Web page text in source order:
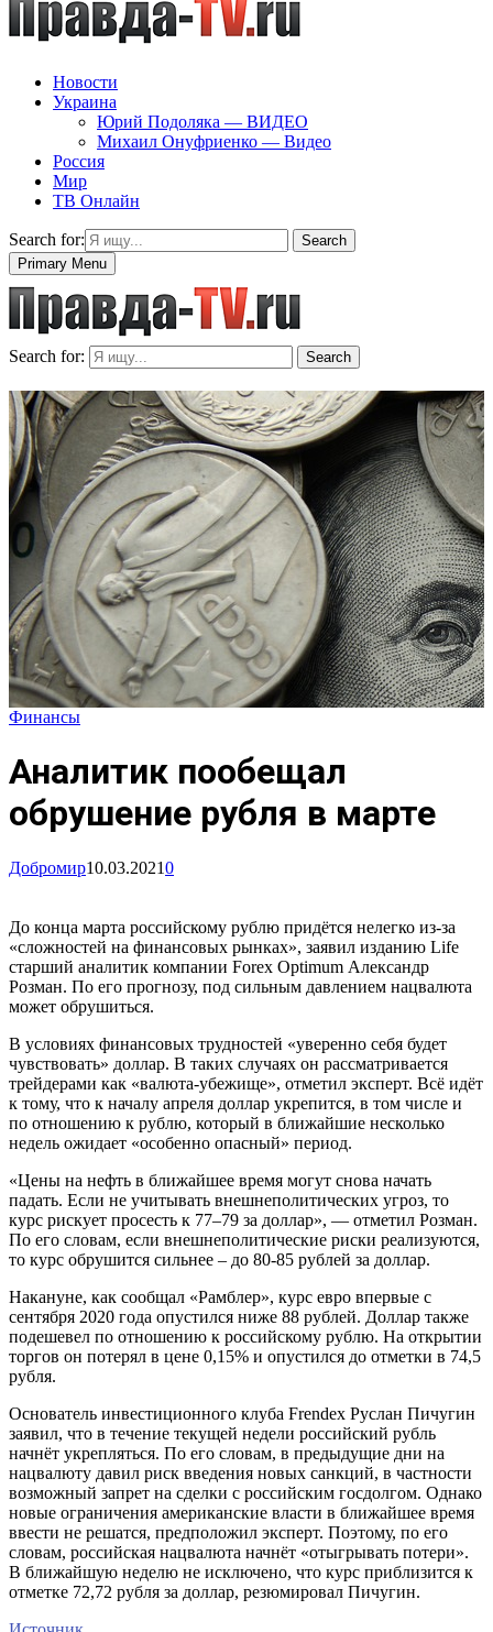
Новости
Украина
Юрий Подоляка — ВИДЕО
Михаил Онуфриенко — Видео
Россия
Мир
ТВ Онлайн
Search for:
Search
Primary Menu
Search for: Search
Финансы
Аналитик пообещал
обрушение рубля в марте
Добромир10.03.20210
До конца марта российскому рублю придётся нелегко из-за
«сложностей на финансовых рынках», заявил изданию Life
старший аналитик компании Forex Optimum Александр
Розман. По его прогнозу, под сильным давлением нацвалюта
может обрушиться.
В условиях финансовых трудностей «уверенно себя будет
чувствовать» доллар. В таких случаях он рассматривается
трейдерами как «валюта-убежище», отметил эксперт. Всё идёт
к тому, что к началу апреля доллар укрепится, в том числе и
по отношению к рублю, который в ближайшие несколько
недель ожидает «особенно опасный» период.
«Цены на нефть в ближайшее время могут снова начать
падать. Если не учитывать внешнеполитических угроз, то
курс рискует просесть к 77–79 за доллар», — отметил Розман.
По его словам, если внешнеполитические риски реализуются,
то курс обрушится сильнее – до 80-85 рублей за доллар.
Накануне, как сообщал «Рамблер», курс евро впервые с
сентября 2020 года опустился ниже 88 рублей. Доллар также
подешевел по отношению к российскому рублю. На открытии
торгов он потерял в цене 0,15% и опустился до отметки в 74,5
рубля.
Основатель инвестиционного клуба Frendex Руслан Пичугин
заявил, что в течение текущей недели российский рубль
начнёт укрепляться. По его словам, в предыдущие дни на
нацвалюту давил риск введения новых санкций, в частности
возможный запрет на сделки с российским госдолгом. Однако
новые ограничения американские власти в ближайшее время
ввести не решатся, предположил эксперт. Поэтому, по его
словам, российская нацвалюта начнёт «отыгрывать потери».
В ближайшую неделю не исключено, что курс приблизится к
отметке 72,72 рубля за доллар, резюмировал Пичугин.